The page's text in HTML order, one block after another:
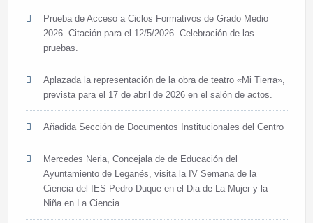
Prueba de Acceso a Ciclos Formativos de Grado Medio
2026. Citación para el 12/5/2026. Celebración de las
pruebas.
Aplazada la representación de la obra de teatro «Mi Tierra»,
prevista para el 17 de abril de 2026 en el salón de actos.
Añadida Sección de Documentos Institucionales del Centro
Mercedes Neria, Concejala de de Educación del
Ayuntamiento de Leganés, visita la IV Semana de la
Ciencia del IES Pedro Duque en el Dia de La Mujer y la
Niña en La Ciencia.